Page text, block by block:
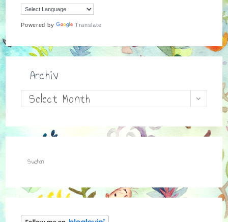
Powered by Translate
Archiv
ArchivSelect Month